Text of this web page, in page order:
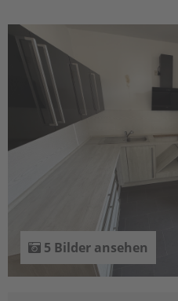
5 Bilder ansehen